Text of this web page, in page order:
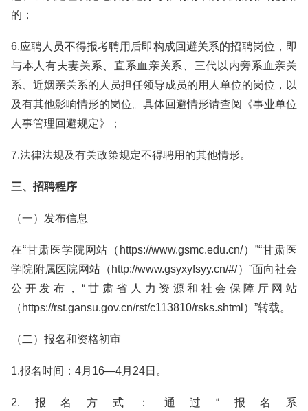
的；
6.应聘人员不得报考聘用后即构成回避关系的招聘岗位，即
与本人有夫妻关系、直系血亲关系、三代以内旁系血亲关
系、近姻亲关系的人员担任领导成员的用人单位的岗位，以
及有其他影响情形的岗位。具体回避情形请查阅《事业单位
人事管理回避规定》；
7.法律法规及有关政策规定不得聘用的其他情形。
三、招聘程序
（一）发布信息
在“甘肃医学院网站（https://www.gsmc.edu.cn/）”“甘肃医
学院附属医院网站（http://www.gsyxyfsyy.cn/#/）”面向社会
公开发布，“甘肃省人力资源和社会保障厅网站
（https://rst.gansu.gov.cn/rst/c113810/rsks.shtml）”转载。
（二）报名和资格初审
1.报名时间：4月16—4月24日。
2.报名方式：通过“报名系